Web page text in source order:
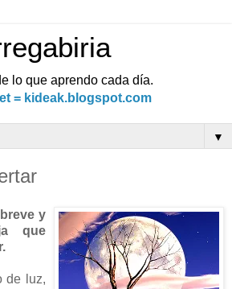
lo que aprendo cada día.
= kideak.blogspot.com
▼
y
que
de luz,